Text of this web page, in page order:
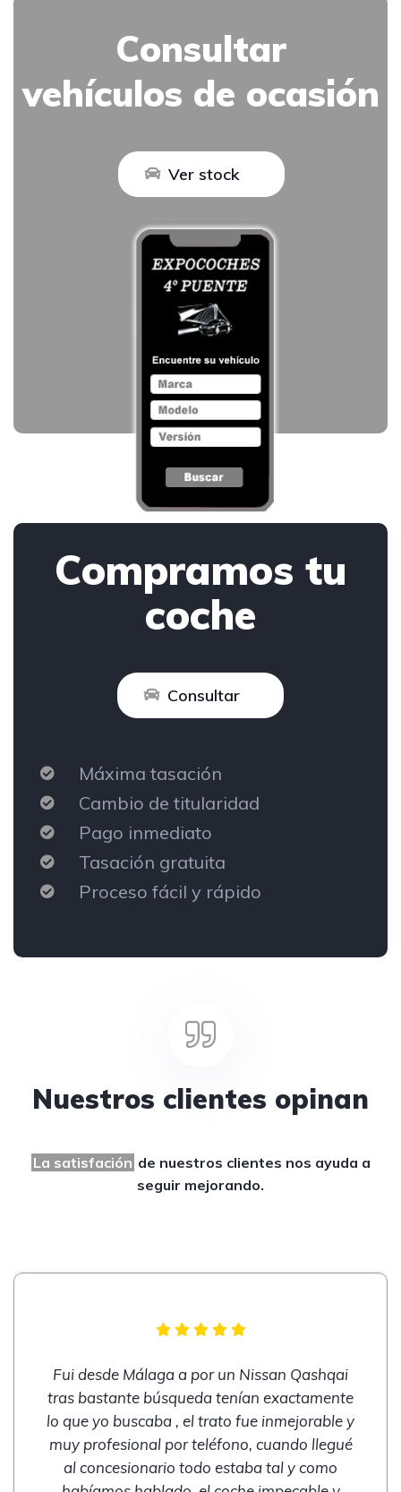
Consultar
vehículos de ocasión
Ver stock
Compramos tu
coche
Consultar
Máxima tasación
Cambio de titularidad
Pago inmediato
Tasación gratuita
Proceso fácil y rápido
Nuestros clientes opinan
La satisfación de nuestros clientes nos ayuda a
seguir mejorando.
Fui desde Málaga a por un Nissan Qashqai
tras bastante búsqueda tenían exactamente
lo que yo buscaba , el trato fue inmejorable y
muy profesional por teléfono, cuando llegué
al concesionario todo estaba tal y como